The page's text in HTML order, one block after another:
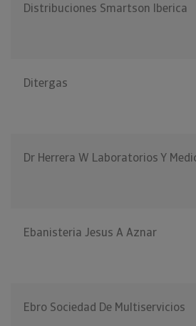
Distribuciones Smartson Iberica
Ditergas
Dr Herrera W Laboratorios Y
Ebanisteria Jesus A Aznar
Ebro Sociedad De Multiservicios